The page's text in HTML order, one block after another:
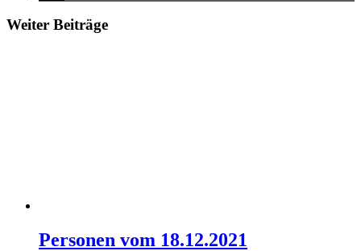
Weiter Beiträge
Personen vom 18.12.2021